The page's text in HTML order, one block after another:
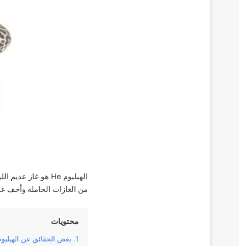
من الغازات الخاملة وأخف
محتويات
بعض الحقائق عن